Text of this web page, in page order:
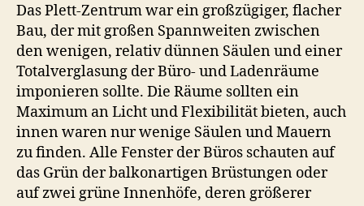
Das Plett-Zentrum war ein großzügiger, flacher
Bau, der mit großen Spannweiten zwischen
den wenigen, relativ dünnen Säulen und einer
Totalverglasung der Büro- und Ladenräume
imponieren sollte. Die Räume sollten ein
Maximum an Licht und Flexibilität bieten, auch
innen waren nur wenige Säulen und Mauern
zu finden. Alle Fenster der Büros schauten auf
das Grün der balkonartigen Brüstungen oder
auf zwei grüne Innenhöfe, deren größerer